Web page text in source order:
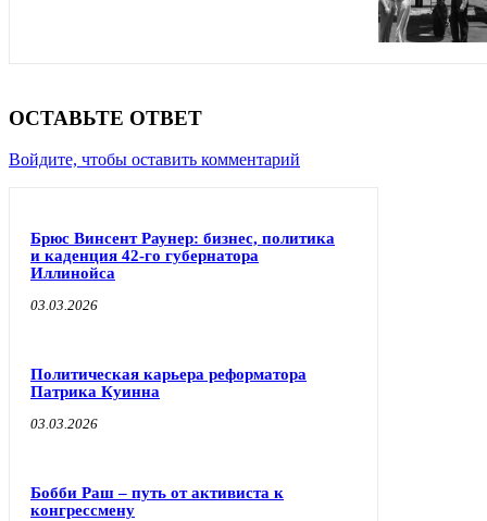
ОСТАВЬТЕ ОТВЕТ
Войдите, чтобы оставить комментарий
Брюс Винсент Раунер: бизнес, политика
и каденция 42-го губернатора
Иллинойса
03.03.2026
Политическая карьера реформатора
Патрика Куинна
03.03.2026
Бобби Раш – путь от активиста к
конгрессмену